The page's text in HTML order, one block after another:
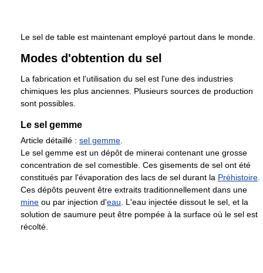
Le sel de table est maintenant employé partout dans le monde.
Modes d'obtention du sel
La fabrication et l'utilisation du sel est l'une des industries
chimiques les plus anciennes. Plusieurs sources de production
sont possibles.
Le sel gemme
Article détaillé : sel gemme.
Le sel gemme est un dépôt de minerai contenant une grosse
concentration de sel comestible. Ces gisements de sel ont été
constitués par l'évaporation des lacs de sel durant la Préhistoire.
Ces dépôts peuvent être extraits traditionnellement dans une
mine ou par injection d'eau. L'eau injectée dissout le sel, et la
solution de saumure peut être pompée à la surface où le sel est
récolté.